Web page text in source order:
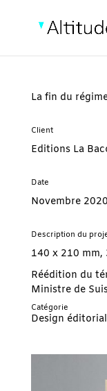
La fin du
Client
Editions La
Date
Novembre 2020
Description du
140 x 210 mm,
Réédition du
Ministre de
Catégorie
Design éditorial